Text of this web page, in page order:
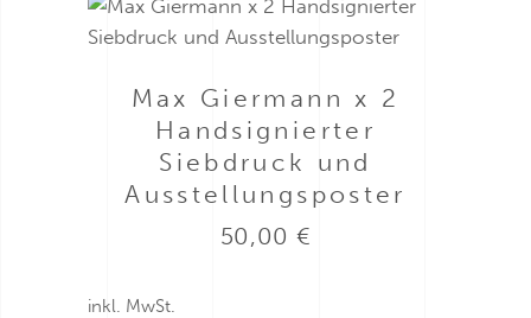
Max Giermann x 2
Handsignierter
Siebdruck und
Ausstellungsposter
50,00 €
inkl. MwSt.